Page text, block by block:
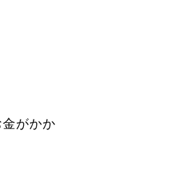
がかか